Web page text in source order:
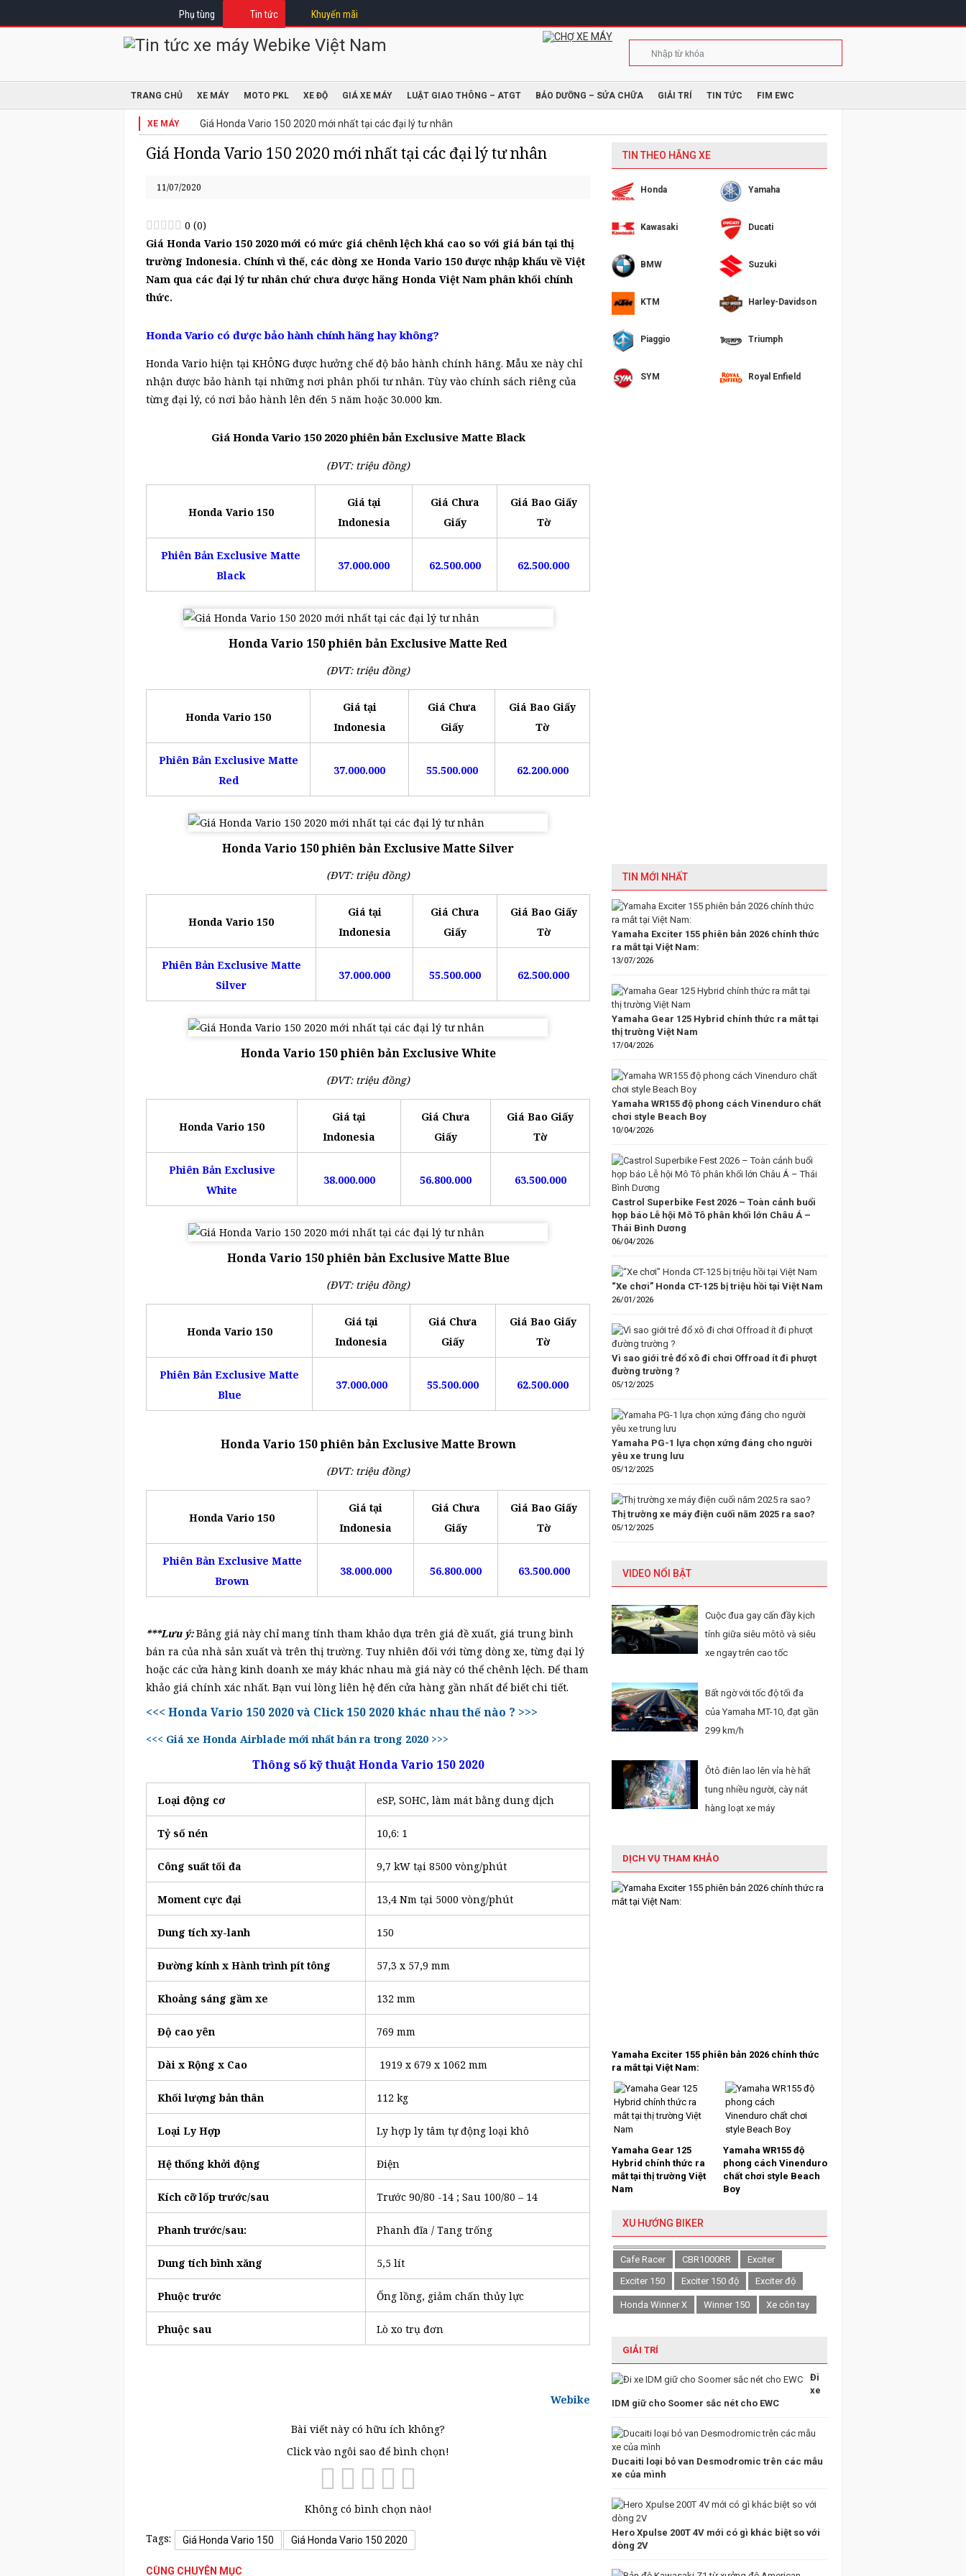
Phụ tùng Tin tức Khuyến mãi
TRANG CHỦ XE MÁY MOTO PKL XE ĐỘ GIÁ XE MÁY LUẬT GIAO THÔNG – ATGT BẢO DƯỠNG – SỬA CHỮA GIẢI TRÍ TIN TỨC FIM EWC
XE MÁY Giá Honda Vario 150 2020 mới nhất tại các đại lý tư nhân
Giá Honda Vario 150 2020 mới nhất tại các đại lý tư nhân
11/07/2020
0 (0)
Giá Honda Vario 150 2020 mới có mức giá chênh lệch khá cao so với giá bán tại thị
trường Indonesia. Chính vì thế, các dòng xe Honda Vario 150 được nhập khẩu về Việt
Nam qua các đại lý tư nhân chứ chưa được hãng Honda Việt Nam phân khối chính
thức.
Honda Vario có được bảo hành chính hãng hay không?
Honda Vario hiện tại KHÔNG được hưởng chế độ bảo hành chính hãng. Mẫu xe này chỉ
nhận được bảo hành tại những nơi phân phối tư nhân. Tùy vào chính sách riêng của
từng đại lý, có nơi bảo hành lên đến 5 năm hoặc 30.000 km.
Giá Honda Vario 150 2020 phiên bản Exclusive Matte Black
(ĐVT: triệu đồng)
Honda Vario 150
Giá tại
Indonesia
Giá Chưa
Giấy
Giá Bao Giấy
Tờ
Phiên Bản Exclusive Matte
Black
37.000.000 62.500.000 62.500.000
Honda Vario 150 phiên bản Exclusive Matte Red
(ĐVT: triệu đồng)
Honda Vario 150
Giá tại
Indonesia
Giá Chưa
Giấy
Giá Bao Giấy
Tờ
Phiên Bản Exclusive Matte
Red
37.000.000 55.500.000 62.200.000
Honda Vario 150 phiên bản Exclusive Matte Silver
(ĐVT: triệu đồng)
Honda Vario 150
Giá tại
Indonesia
Giá Chưa
Giấy
Giá Bao Giấy
Tờ
Phiên Bản Exclusive Matte
Silver
37.000.000 55.500.000 62.500.000
Honda Vario 150 phiên bản Exclusive White
(ĐVT: triệu đồng)
Honda Vario 150
Giá tại
Indonesia
Giá Chưa
Giấy
Giá Bao Giấy
Tờ
Phiên Bản Exclusive
White
38.000.000 56.800.000 63.500.000
Honda Vario 150 phiên bản Exclusive Matte Blue
(ĐVT: triệu đồng)
Honda Vario 150
Giá tại
Indonesia
Giá Chưa
Giấy
Giá Bao Giấy
Tờ
Phiên Bản Exclusive Matte
Blue
37.000.000 55.500.000 62.500.000
Honda Vario 150 phiên bản Exclusive Matte Brown
(ĐVT: triệu đồng)
Honda Vario 150
Giá tại
Indonesia
Giá Chưa
Giấy
Giá Bao Giấy
Tờ
Phiên Bản Exclusive Matte
Brown
38.000.000 56.800.000 63.500.000
***Lưu ý:Bảng giá này chỉ mang tính tham khảo dựa trên giá đề xuất, giá trung bình
bán ra của nhà sản xuất và trên thị trường. Tuy nhiên đối với từng dòng xe, từng đại lý
hoặc các cửa hàng kinh doanh xe máy khác nhau mà giá này có thể chênh lệch. Để tham
khảo giá chính xác nhất. Bạn vui lòng liên hệ đến cửa hàng gần nhất để biết chi tiết.
<<< Honda Vario 150 2020 và Click 150 2020 khác nhau thế nào ? >>>
<<< Giá xe Honda Airblade mới nhất bán ra trong 2020 >>>
Thông số kỹ thuật Honda Vario 150 2020
Loại động cơ eSP, SOHC, làm mát bằng dung dịch
Tỷ số nén 10,6: 1
Công suất tối đa 9,7 kW tại 8500 vòng/phút
Moment cực đại 13,4 Nm tại 5000 vòng/phút
Dung tích xy-lanh 150
Đường kính x Hành trình pít tông 57,3 x 57,9 mm
Khoảng sáng gầm xe 132 mm
Độ cao yên 769 mm
Dài x Rộng x Cao 1919 x 679 x 1062 mm
Khối lượng bản thân 112 kg
Loại Ly Hợp Ly hợp ly tâm tự động loại khô
Hệ thống khởi động Điện
Kích cỡ lốp trước/sau Trước 90/80 -14 ; Sau 100/80 – 14
Phanh trước/sau: Phanh đĩa / Tang trống
Dung tích bình xăng 5,5 lít
Phuộc trước Ống lồng, giảm chấn thủy lực
Phuộc sau Lò xo trụ đơn
Webike
Bài viết này có hữu ích không?
Click vào ngôi sao để bình chọn!
Không có bình chọn nào!
Tags: Giá Honda Vario 150 Giá Honda Vario 150 2020
CÙNG CHUYÊN MỤC
TIN THEO HÃNG XE
Honda Yamaha
Kawasaki Ducati
BMW Suzuki
KTM Harley-Davidson
Piaggio Triumph
SYM Royal Enfield
TIN MỚI NHẤT
Yamaha Exciter 155 phiên bản 2026 chính thức
ra mắt tại Việt Nam:
13/07/2026
Yamaha Gear 125 Hybrid chính thức ra mắt tại
thị trường Việt Nam
17/04/2026
Yamaha WR155 độ phong cách Vinenduro chất
chơi style Beach Boy
10/04/2026
Castrol Superbike Fest 2026 – Toàn cảnh buổi
họp báo Lễ hội Mô Tô phân khối lớn Châu Á –
Thái Bình Dương
06/04/2026
“Xe chơi” Honda CT-125 bị triệu hồi tại Việt Nam
26/01/2026
Vì sao giới trẻ đổ xô đi chơi Offroad ít đi phượt
đường trường ?
05/12/2025
Yamaha PG-1 lựa chọn xứng đáng cho người
yêu xe trung lưu
05/12/2025
Thị trường xe máy điện cuối năm 2025 ra sao?
05/12/2025
VIDEO NỔI BẬT
Cuộc đua gay cấn đầy kịch
tính giữa siêu môtô và siêu
xe ngay trên cao tốc
Bất ngờ với tốc độ tối đa
của Yamaha MT-10, đạt gần
299 km/h
Ôtô điên lao lên vỉa hè hất
tung nhiều người, cày nát
hàng loạt xe máy
DỊCH VỤ THAM KHẢO
Yamaha Exciter 155 phiên bản 2026 chính thức
ra mắt tại Việt Nam:
Yamaha Gear 125
Hybrid chính thức ra
mắt tại thị trường Việt
Nam
Yamaha WR155 độ
phong cách Vinenduro
chất chơi style Beach
Boy
XU HƯỚNG BIKER
Cafe Racer CBR1000RR
Exciter
Exciter 150
Exciter 150 độ Exciter độ
Honda Winner X Winner 150 Xe côn tay
GIẢI TRÍ
Đi
xe
IDM giữ cho Soomer sắc nét cho EWC
Ducaiti loại bỏ van Desmodromic trên các mẫu
xe của mình
Hero Xpulse 200T 4V mới có gì khác biệt so với
dòng 2V